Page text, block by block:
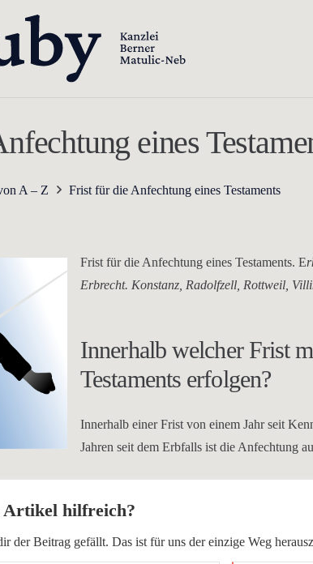
eines
A – Z Frist für die Anfechtung eines Testaments
Frist für die Anfechtung eines Testaments. E
Erbrecht. Konstanz, Radolfzell, Rottweil,
Innerhalb welcher Frist
Testaments erfolgen?
Innerhalb einer Frist von einem Jahr seit
Jahren seit dem Erbfalls ist die Anfechtung
Artikel hilfreich?
der Beitrag gefällt. Das ist für uns der einzige Weg